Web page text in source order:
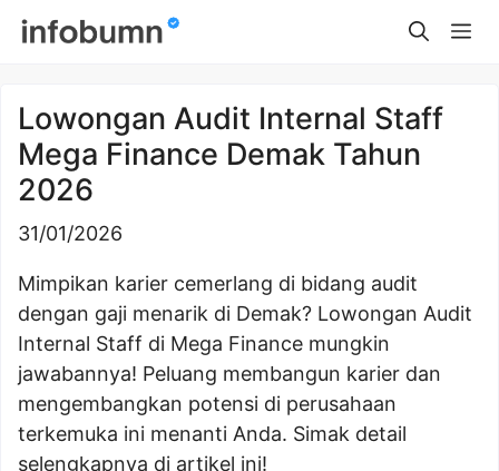
Skip
Lowongan Audit Internal Staff
Mega Finance Demak Tahun
2026
31/01/2026
Mimpikan karier cemerlang di bidang audit
dengan gaji menarik di Demak? Lowongan Audit
Internal Staff di Mega Finance mungkin
jawabannya! Peluang membangun karier dan
mengembangkan potensi di perusahaan
terkemuka ini menanti Anda. Simak detail
selengkapnya di artikel ini!